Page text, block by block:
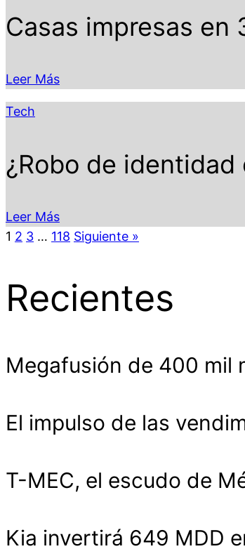
Casas impresas en
Leer Más
Tech
¿Robo de identidad
Leer Más
1 2 3 … 118 Siguiente »
Recientes
Megafusión de 400 mil
El impulso de las
T-MEC, el escudo de
Kia invertirá 649 MDD